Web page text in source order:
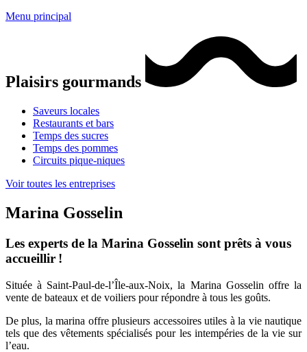
Menu principal
Plaisirs gourmands
Saveurs locales
Restaurants et bars
Temps des sucres
Temps des pommes
Circuits pique-niques
Voir toutes les entreprises
Marina Gosselin
Les experts de la Marina Gosselin sont prêts à vous
accueillir !
Située à Saint-Paul-de-l’Île-aux-Noix, la Marina Gosselin offre la
vente de bateaux et de voiliers pour répondre à tous les goûts.
De plus, la marina offre plusieurs accessoires utiles à la vie nautique
tels que des vêtements spécialisés pour les intempéries de la vie sur
l’eau.